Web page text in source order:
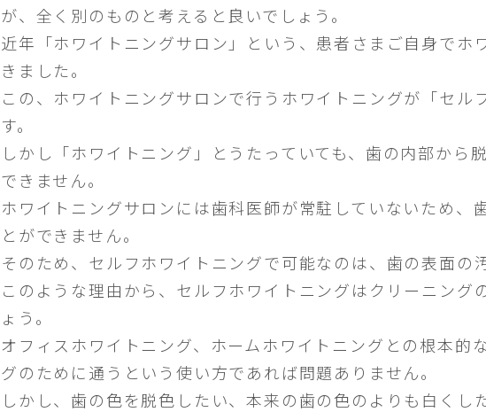
が、全く別のものと考えると良いでしょう。
近年「ホワイトニングサロン」という、患者さまご自身でホ
きました。
この、ホワイトニングサロンで行うホワイトニングが「セル
す。
しかし「ホワイトニング」とうたっていても、歯の内部から
できません。
ホワイトニングサロンには歯科医師が常駐していないため、
とができません。
そのため、セルフホワイトニングで可能なのは、歯の表面の
このような理由から、セルフホワイトニングはクリーニング
ょう。
オフィスホワイトニング、ホームホワイトニングとの根本的
グのために通うという使い方であれば問題ありません。
しかし、歯の色を脱色したい、本来の歯の色のよりも白くし